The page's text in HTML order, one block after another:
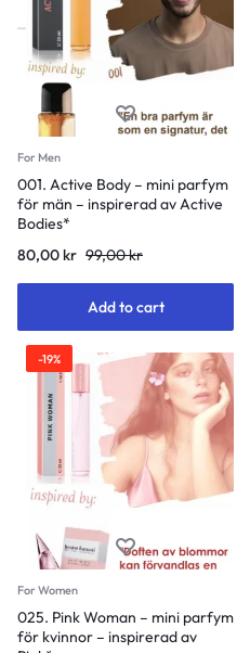
For Men
001. Active Body – mini parfym
för män – inspirerad av Active
Bodies*
80,00kr 99,00kr
Add to cart
-19%
For Women
025. Pink Woman – mini parfym
för kvinnor – inspirerad av